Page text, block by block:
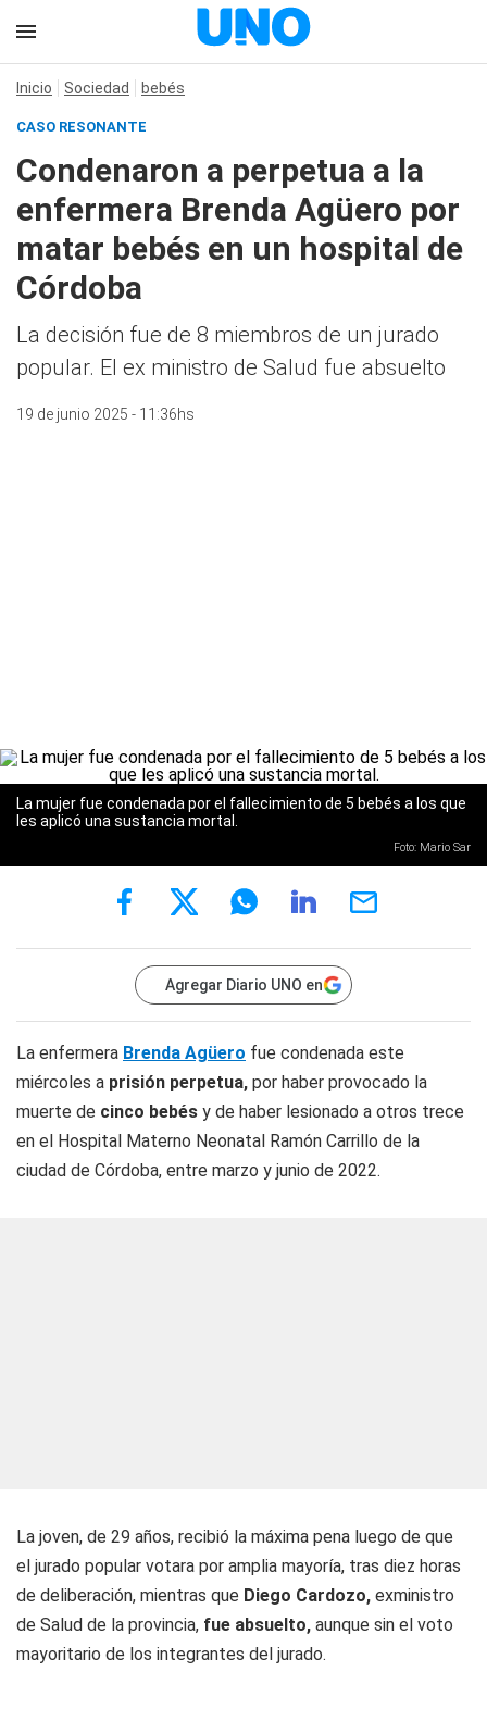
Inicio Sociedad bebés
CASO RESONANTE
Condenaron a perpetua a la
enfermera Brenda Agüero por
matar bebés en un hospital de
Córdoba
La decisión fue de 8 miembros de un jurado
popular. El ex ministro de Salud fue absuelto
19 de junio 2025 - 11:36hs
La mujer fue condenada por el fallecimiento de 5 bebés a los que
les aplicó una sustancia mortal.
Foto: Mario Sar
Agregar Diario UNO en
La enfermera Brenda Agüero fue condenada este
miércoles a prisión perpetua, por haber provocado la
muerte de cinco bebés y de haber lesionado a otros trece
en el Hospital Materno Neonatal Ramón Carrillo de la
ciudad de Córdoba, entre marzo y junio de 2022.
La joven, de 29 años, recibió la máxima pena luego de que
el jurado popular votara por amplia mayoría, tras diez horas
de deliberación, mientras que Diego Cardozo, exministro
de Salud de la provincia, fue absuelto, aunque sin el voto
mayoritario de los integrantes del jurado.